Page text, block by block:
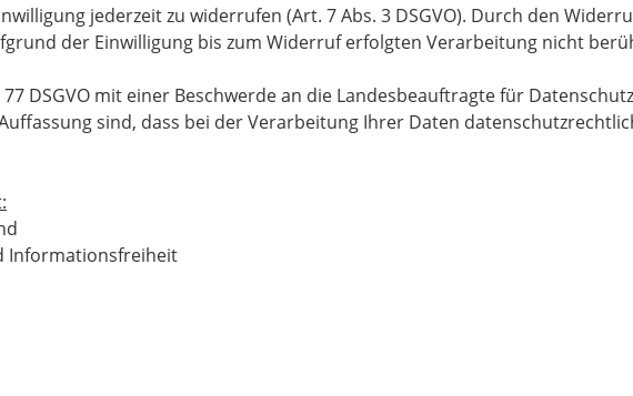
jederzeit zu widerrufen (Art. 7 Abs. 3 DSGVO). Durch den
der Einwilligung bis zum Widerruf erfolgten Verarbeitung nicht
DSGVO mit einer Beschwerde an die Landesbeauftragte für
sind, dass bei der Verarbeitung Ihrer Daten
Informationsfreiheit